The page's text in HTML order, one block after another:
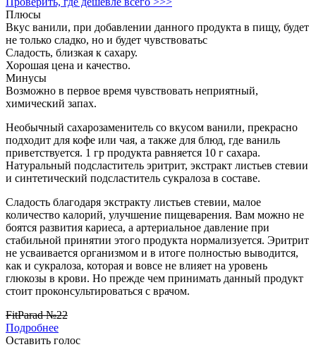
Плюсы
Вкус ванили, при добавлении данного продукта в пищу, будет
не только сладко, но и будет чувствоватьс
Сладость, близкая к сахару.
Хорошая цена и качество.
Минусы
Возможно в первое время чувствовать неприятный,
химический запах.
Необычный сахарозаменитель со вкусом ванили, прекрасно
подходит для кофе или чая, а также для блюд, где ваниль
приветствуется. 1 гр продукта равняется 10 г сахара.
Натуральный подсластитель эритрит, экстракт листьев стевии
и синтетический подсластитель сукралоза в составе.
Сладость благодаря экстракту листьев стевии, малое
количество калорий, улучшение пищеварения. Вам можно не
боятся развития кариеса, а артериальное давление при
стабильной принятии этого продукта нормализуется. Эритрит
не усваивается организмом и в итоге полностью выводится,
как и сукралоза, которая и вовсе не влияет на уровень
глюкозы в крови. Но прежде чем принимать данный продукт
стоит проконсультироваться с врачом.
FitParad №22
Подробнее
Оставить голос